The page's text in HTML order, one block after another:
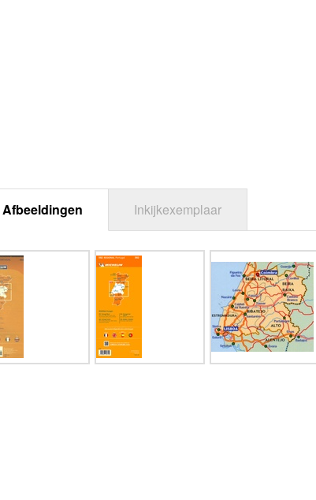
Afbeeldingen Inkijkexemplaar